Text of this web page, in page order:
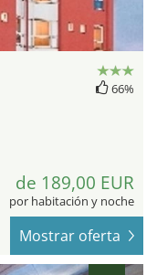
66%
de 189,00 EUR
por habitación y noche
Mostrar oferta